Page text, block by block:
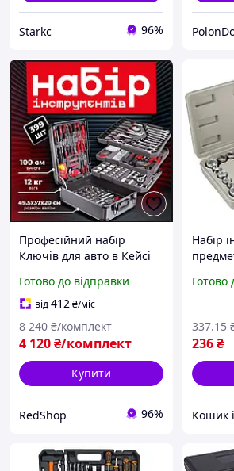
Starkс 96%
Професійний набір
Ключів для авто в Кейсі
Автомобільний набір
інструментів Набір
ключів Набори торцеві
Готово до відправки
від412₴/міс
4 120₴/комплект
8 240 ₴/комплект
Купити
RedShop 96%
Набір
Готово
236₴
337.15